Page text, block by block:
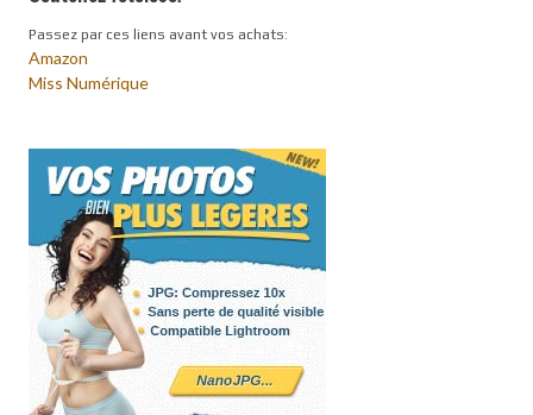
Passez par ces liens avant vos achats:
Amazon
Miss Numérique